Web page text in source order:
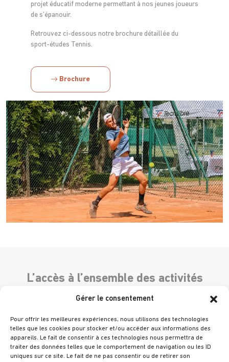
Gérer le consentement
Pour offrir les meilleures expériences, nous utilisons des technologies
telles que les cookies pour stocker et/ou accéder aux informations des
appareils. Le fait de consentir à ces technologies nous permettra de
traiter des données telles que le comportement de navigation ou les ID
uniques sur ce site. Le fait de ne pas consentir ou de retirer son
projet éducatif moderne permettant à nos jeunes joueurs
de s’épanouir.
Retrouvez ci-dessous notre brochure détaillée du
sport-études Tennis.
Brochure
L’accès à l’ensemble des activités
d’enseignements nécessite :
activités. D’être à jour de sa cotisation de membre dans les conditions
prévues à cet effet.
Pour toute information, se renseigner auprès du secrétariat ou du